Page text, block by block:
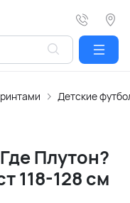
Детские
Плутон?
118-128 см